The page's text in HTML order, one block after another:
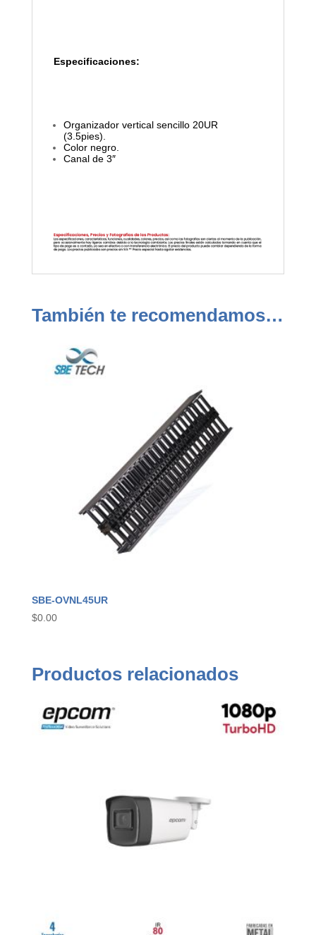
Especificaciones:
Organizador vertical sencillo 20UR
(3.5pies).
Color negro.
Canal de 3″
También te recomendamos…
SBE-OVNL45UR
$0.00
Productos relacionados